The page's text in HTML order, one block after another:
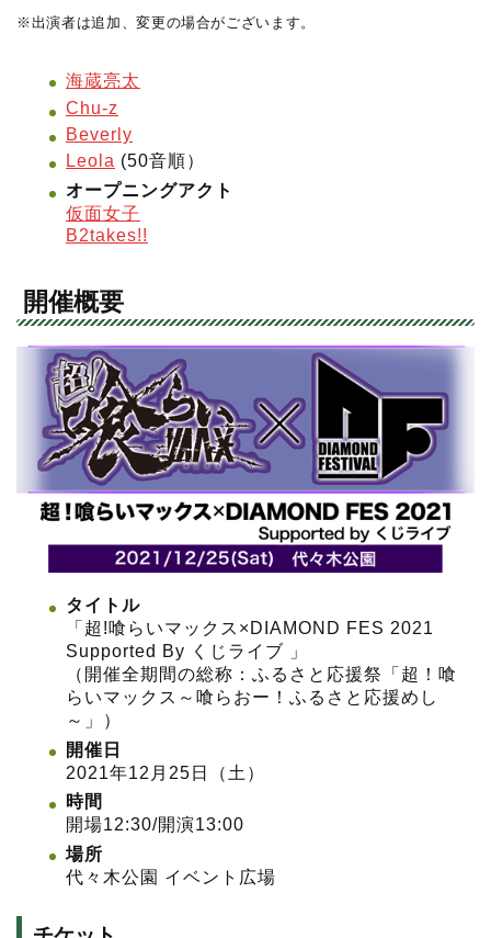
※出演者は追加、変更の場合がございます。
海蔵亮太
Chu-z
Beverly
Leola (50音順）
オープニングアクト
仮面女子
B2takes!!
開催概要
タイトル
「超!喰らいマックス×DIAMOND FES 2021
Supported By くじライブ 」
（開催全期間の総称：ふるさと応援祭「超！喰
らいマックス～喰らおー！ふるさと応援めし
～」）
開催日
2021年12月25日（土）
時間
開場12:30/開演13:00
場所
代々木公園 イベント広場